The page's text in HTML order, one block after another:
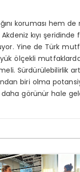
koruması hem
kıyı
Yine de Türk
ölçekli
Sürdürülebilirlik
biri olma
görünür hale